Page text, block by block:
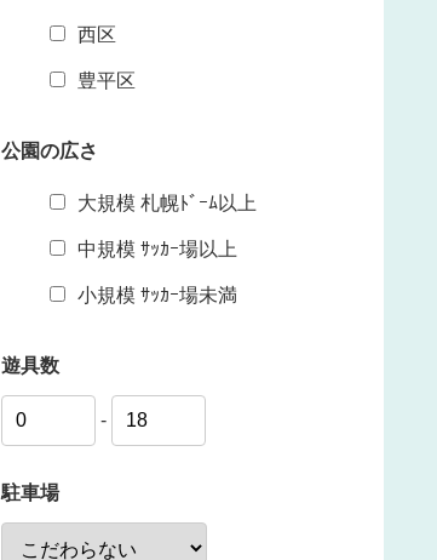
西区
豊平区
公園の広さ
大規模 札幌ﾄﾞｰﾑ以上
中規模 ｻｯｶｰ場以上
小規模 ｻｯｶｰ場未満
遊具数
-
駐車場